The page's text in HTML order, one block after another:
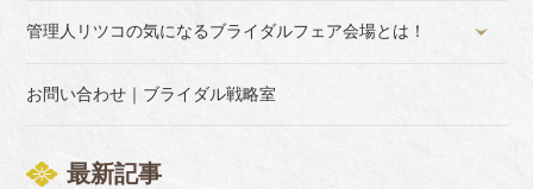
管理人リツコの気になるブライダルフェア会場とは！
お問い合わせ｜ブライダル戦略室
最新記事